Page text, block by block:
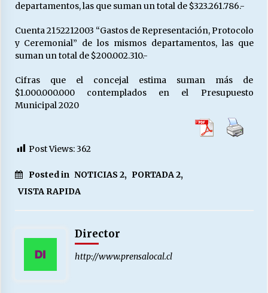
departamentos, las que suman un total de $323.261.786.-
Cuenta 2152212003 “Gastos de Representación, Protocolo
y Ceremonial” de los mismos departamentos, las que
suman un total de $200.002.310.-
Cifras que el concejal estima suman más de
$1.000.000.000 contemplados en el Presupuesto
Municipal 2020
Post Views:362
Posted in NOTICIAS 2, PORTADA 2,
VISTA RAPIDA
Director
http://www.prensalocal.cl